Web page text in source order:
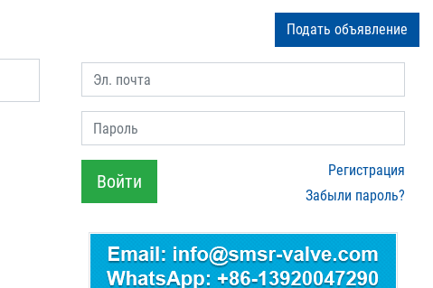
Подать объявление
Эл. почта
Пароль
Войти
Регистрация
Забыли пароль?